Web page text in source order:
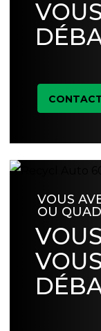
VOUS
OU